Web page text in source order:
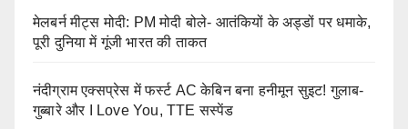
मेलबर्न मीट्स मोदी: PM मोदी बोले- आतंकियों के अड्डों पर धमाके,
पूरी दुनिया में गूंजी भारत की ताकत
नंदीग्राम एक्सप्रेस में फर्स्ट AC केबिन बना हनीमून सुइट! गुलाब-
गुब्बारे और I Love You, TTE सस्पेंड